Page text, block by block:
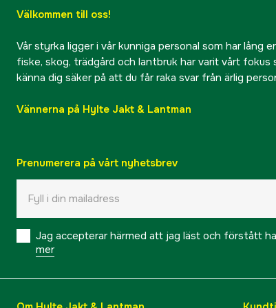
Välkommen till oss!
Vår styrka ligger i vår kunniga personal som har lång
fiske, skog, trädgård och lantbruk har varit vårt fokus
känna dig säker på att du får raka svar från ärlig
Vännerna på Hylte Jakt & Lantman
Prenumerera på vårt nyhetsbrev
Jag accepterar härmed att jag läst och förstått
mer